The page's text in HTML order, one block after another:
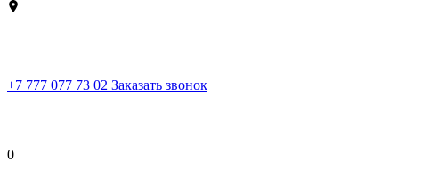
+7 777 077 73 02 Заказать звонок
0